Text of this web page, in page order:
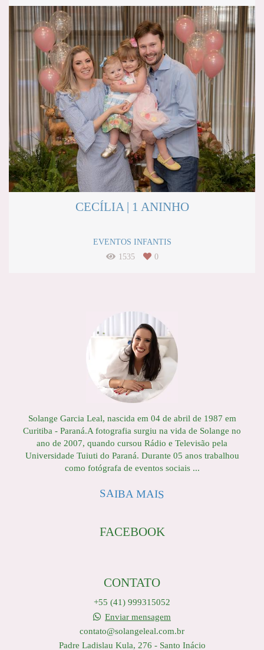
CECÍLIA | 1 ANINHO
EVENTOS INFANTIS
1535
0
Solange Garcia Leal, nascida em 04 de abril de 1987 em
Curitiba - Paraná.A fotografia surgiu na vida de Solange no
ano de 2007, quando cursou Rádio e Televisão pela
Universidade Tuiuti do Paraná. Durante 05 anos trabalhou
como fotógrafa de eventos sociais ...
SAIBA MAIS
FACEBOOK
CONTATO
+55 (41) 999315052
Enviar mensagem
contato@solangeleal.com.br
Padre Ladislau Kula, 276 - Santo Inácio